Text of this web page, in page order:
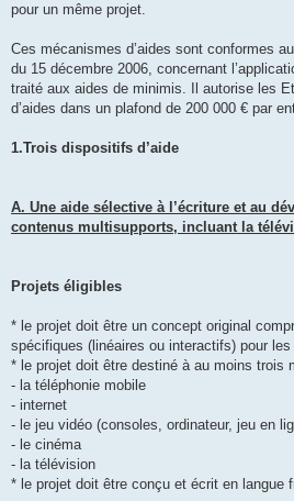
pour un même projet.
Ces mécanismes d’aides sont conformes
du 15 décembre 2006, concernant
traité aux aides de minimis. Il autorise les
d’aides dans un plafond de 200 000 € par
1.Trois dispositifs d’aide
A. Une aide sélective à l’écriture et au
contenus multisupports, incluant la
Projets éligibles
* le projet doit être un concept original
spécifiques (linéaires ou interactifs) pour
* le projet doit être destiné à au moins trois
- la téléphonie mobile
- internet
- le jeu vidéo (consoles, ordinateur, jeu en
- le cinéma
- la télévision
* le projet doit être conçu et écrit en langue